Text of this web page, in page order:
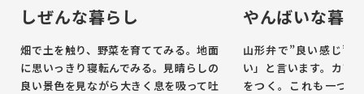
しぜんな暮らし
畑で土を触り、野菜を育ててみる。地面
に思いっきり寝転んでみる。見晴らしの
良い景色を見ながら大きく息を吸って吐
やんばいな暮
山形弁で”良い感じ”
い」と言います。カフ
をつく。これも一つの